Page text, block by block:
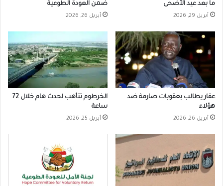
ما بعد عيد الأضحى
أبريل 29, 2026
ضمن العودة الطوعية
أبريل 26, 2026
عقار يطالب بعقوبات صارمة ضد
هؤلاء
أبريل 26, 2026
الخرطوم تتأهب لحدث هام خلال 72
ساعة
أبريل 25, 2026